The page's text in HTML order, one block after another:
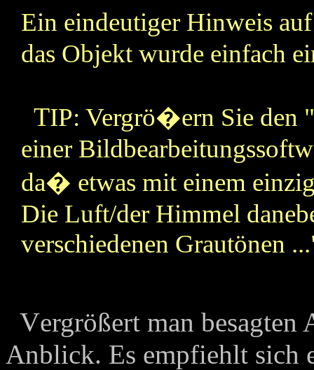
Ein eindeutiger Hinweis
das Objekt wurde einfach
TIP: Vergrö�ern Sie den
einer
da� etwas mit einem
Die Luft/der Himmel
verschiedenen Grautönen
Vergrößert man
Anblick. Es empfiehlt sich